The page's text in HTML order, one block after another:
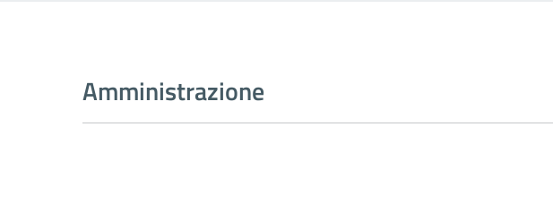
Amministrazione